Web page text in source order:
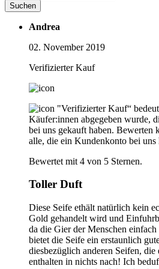
Suchen
Andrea
02. November 2019
Verifizierter Kauf
"Verifizierter Kauf“
Käufer:innen abgegeben wurde,
bei uns gekauft haben. Bewerten
alle, die ein Kundenkonto bei uns
Bewertet mit 4 von 5 Sternen.
Toller Duft
Diese Seife ethält natürlich kein
Gold gehandelt wird und
da die Gier der Menschen
bietet die Seife ein erstaunlich
diesbezüglich anderen Seifen,
enthalten in nichts nach! Ich